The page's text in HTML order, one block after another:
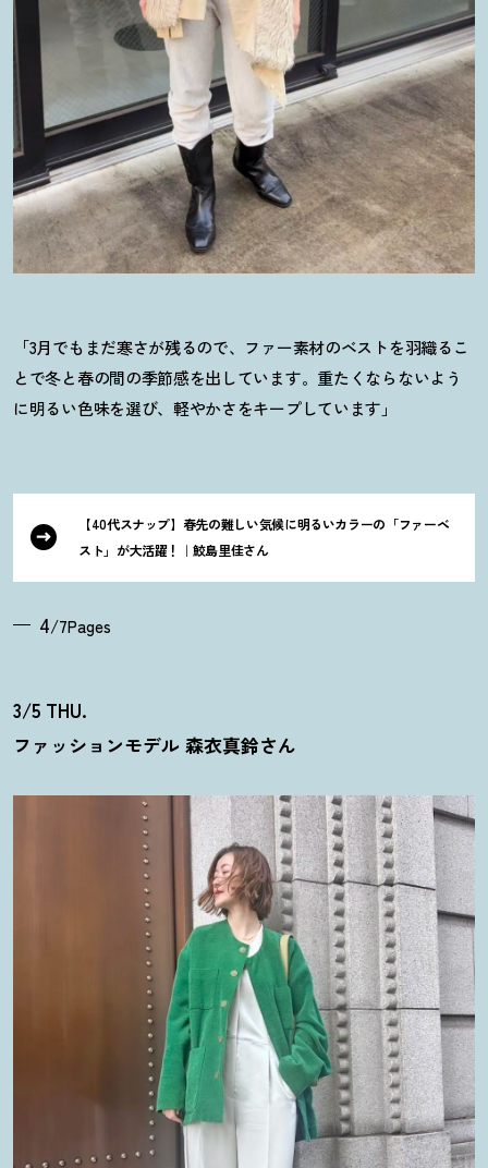
「3月でもまだ寒さが残るので、ファー素材のベストを羽織るこ
とで冬と春の間の季節感を出しています。重たくならないよう
に明るい色味を選び、軽やかさをキープしています」
【40代スナップ】春先の難しい気候に明るいカラーの「ファーベ
スト」が大活躍！ ｜鮫島里佳さん
4/7Pages
3/5 THU.
ファッションモデル 森衣真鈴さん